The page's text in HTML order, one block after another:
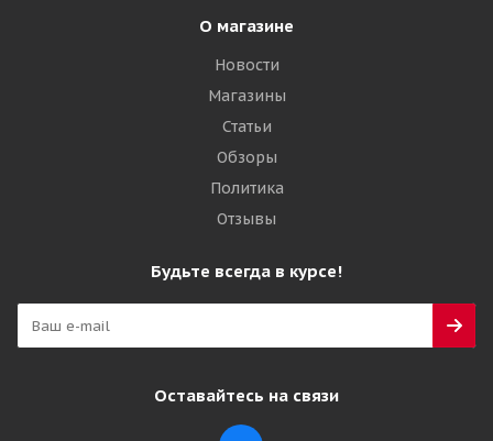
О магазине
Новости
Магазины
Статьи
Обзоры
Политика
Отзывы
Будьте всегда в курсе!
Оставайтесь на связи